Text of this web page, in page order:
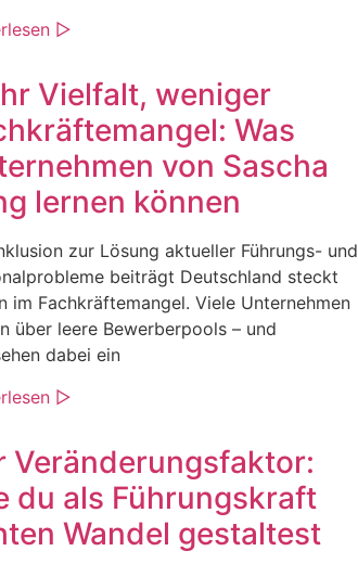
▷
Vielfalt, weniger
Was
von Sascha
lernen können
zur Lösung aktueller Führungs- und
beiträgt Deutschland steckt
im Fachkräftemangel. Viele Unternehmen
über leere Bewerberpools – und
dabei ein
▷
Veränderungsfaktor:
du als Führungskraft
Wandel gestaltest